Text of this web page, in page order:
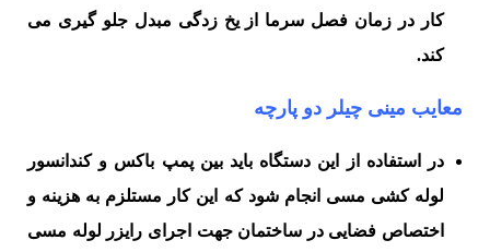
کار در زمان فصل سرما از یخ زدگی مبدل جلو گیری می
کند.
معایب مینی چیلر دو پارچه
در استفاده از این دستگاه باید بین پمپ باکس و کندانسور
لوله کشی مسی انجام شود که این کار مستلزم به هزینه و
اختصاص فضایی در ساختمان جهت اجرای رایزر لوله مسی